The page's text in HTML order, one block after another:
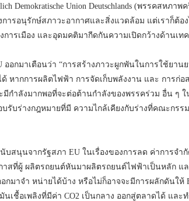
Demokratische Union Deutschlands (พรรคสหภา
การอนุรักษ์สภาวะอากาศและสิ่งแวดล้อม แต่เราก็ต้อ
ารเมือง และอุดมคติมากีดกันความเปิดกว้างด้านเท
ออกมาเตือนว่า “การสร้างภาวะผูกพันในการใช้ยา
หากการผลิตไฟฟ้า การจัดเก็บพลังงาน และ การก่อ
มีกำลังมากพอที่จะต่อต้านกำลังของพรรคร่วม อื่น ๆ
รับร่างกฎหมายที่มี ความไกล้เคียงกับร่างที่คณะกรร
สนุนจากรัฐสภา EU ในเรื่องของการลด ค่าการจำ
าสที่ผู้ ผลิตรถยนต์หันมาผลิตรถยนต์ไฟฟ้าเป็นหลัก แ
กมาจำ หน่ายได้บ้าง หรือไม่ก็อาจจะมีการผลักดันใ
เชื้อเพลิงที่มีค่า CO2 เป็นกลาง ออกสู่ตลาดได้ และ